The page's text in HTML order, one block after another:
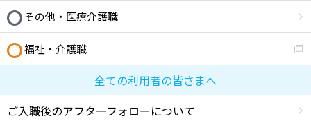
その他・医療介護職
福祉・介護職
全ての利用者の皆さまへ
ご入職後のアフターフォローについて